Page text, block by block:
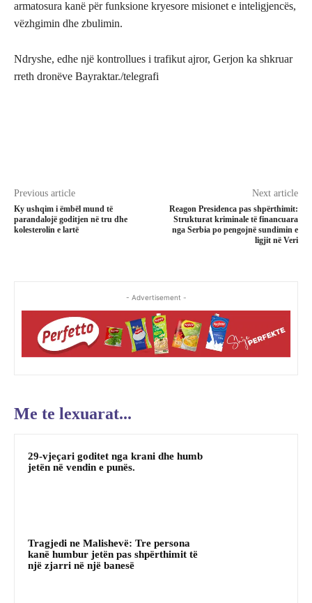
armatosura kanë për funksione kryesore misionet e inteligjencës,
vëzhgimin dhe zbulimin.
Ndryshe, edhe një kontrollues i trafikut ajror, Gerjon ka shkruar
rreth dronëve Bayraktar./telegrafi
Previous article
Ky ushqim i ëmbël mund të
parandalojë goditjen në tru dhe
kolesterolin e lartë
Next article
Reagon Presidenca pas shpërthimit:
Strukturat kriminale të financuara
nga Serbia po pengojnë sundimin e
ligjit në Veri
- Advertisement -
Me te lexuarat...
29-vjeçari goditet nga krani dhe humb
jetën në vendin e punës.
Tragjedi ne Malishevë: Tre persona
kanë humbur jetën pas shpërthimit të
një zjarri në një banesë